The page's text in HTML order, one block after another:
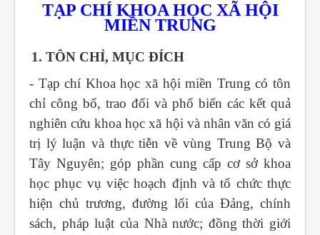
TẠP CHÍ KHOA HỌC XÃ HỘI
MIỀN TRUNG
1. TÔN CHỈ, MỤC ĐÍCH
- Tạp chí Khoa học xã hội miền Trung có tôn
chỉ công bố, trao đổi và phổ biến các kết quả
nghiên cứu khoa học xã hội và nhân văn có giá
trị lý luận và thực tiễn về vùng Trung Bộ và
Tây Nguyên; góp phần cung cấp cơ sở khoa
học phục vụ việc hoạch định và tổ chức thực
hiện chủ trương, đường lối của Đảng, chính
sách, pháp luật của Nhà nước; đồng thời giới